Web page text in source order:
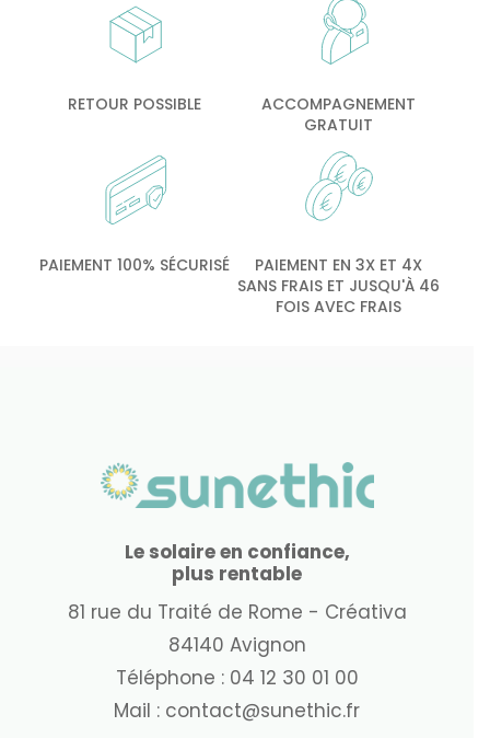
RETOUR POSSIBLE
ACCOMPAGNEMENT
GRATUIT
PAIEMENT 100% SÉCURISÉ
PAIEMENT EN 3X ET 4X
SANS FRAIS ET JUSQU'À 46
FOIS AVEC FRAIS
Le solaire en confiance,
plus rentable
81 rue du Traité de Rome - Créativa
84140 Avignon
Téléphone : 04 12 30 01 00
Mail : contact@sunethic.fr